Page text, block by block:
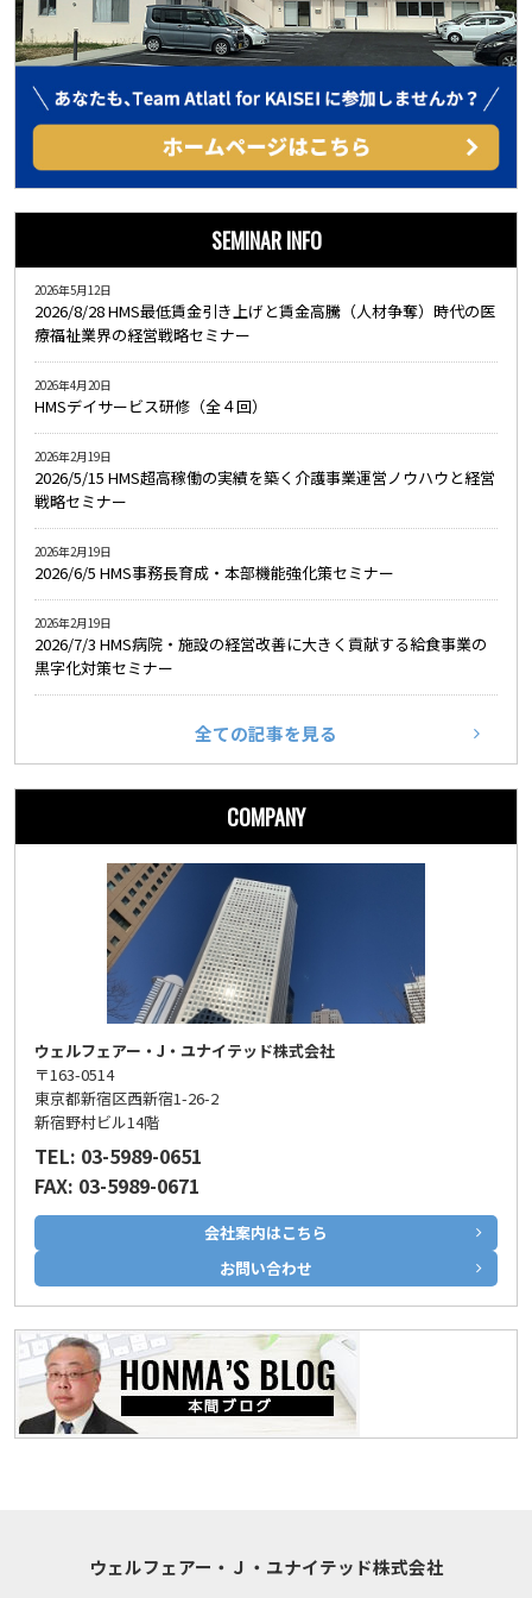
SEMINAR INFO
2026/8/28 HMS最低賃金引き上げと賃金高騰（人材争奪）時代の医
療福祉業界の経営戦略セミナー
2026年5月12日
HMSデイサービス研修（全４回）
2026年4月20日
2026/5/15 HMS超高稼働の実績を築く介護事業運営ノウハウと経営
戦略セミナー
2026年2月19日
2026/6/5 HMS事務長育成・本部機能強化策セミナー
2026年2月19日
2026/7/3 HMS病院・施設の経営改善に大きく貢献する給食事業の
黒字化対策セミナー
2026年2月19日
全ての記事を見る
COMPANY
ウェルフェアー・J・ユナイテッド株式会社
〒163-0514
東京都新宿区西新宿1-26-2
新宿野村ビル14階
TEL: 03-5989-0651
FAX: 03-5989-0671
会社案内はこちら
お問い合わせ
ウェルフェアー・Ｊ・ユナイテッド株式会社